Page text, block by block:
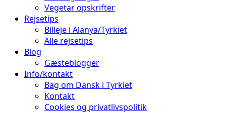
Vegetar opskrifter
Rejsetips
Billeje i Alanya/Tyrkiet
Alle rejsetips
Blog
Gæsteblogger
Info/kontakt
Bag om Dansk i Tyrkiet
Kontakt
Cookies og privatlivspolitik